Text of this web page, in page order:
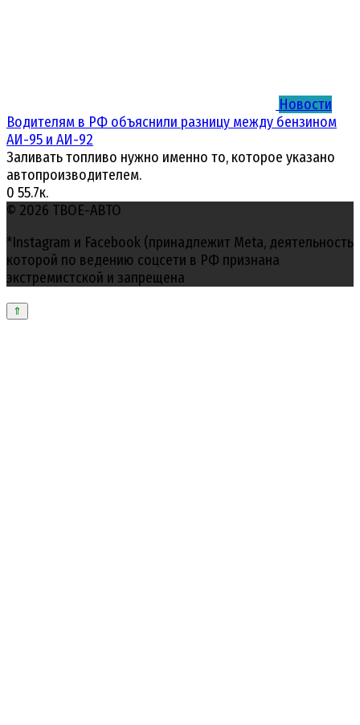
Новости
Водителям в РФ объяснили разницу между бензином
АИ-95 и АИ-92
Заливать топливо нужно именно то, которое указано
автопроизводителем.
0 55.7к.
© 2026 ТВОЕ-АВТО
*Instagram и Facebook (принадлежит Meta, деятельность
которой по ведению соцсети в РФ признана
экстремистской и запрещена